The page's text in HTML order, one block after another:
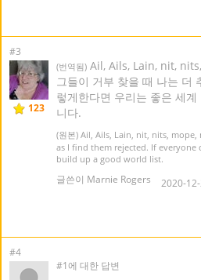
#3
123
(번역됨) Ail, Ails, Lain, nit,
그들이 거부 찾을 때 나는 더
렇게한다면 우리는 좋은 세
니다.
(원본) Ail, Ails, Lain, nit, nits,
as I find them rejected. If
build up a good world list.
글쓴이 Marnie Rogers 2020-
#4
#1에 대한 답변